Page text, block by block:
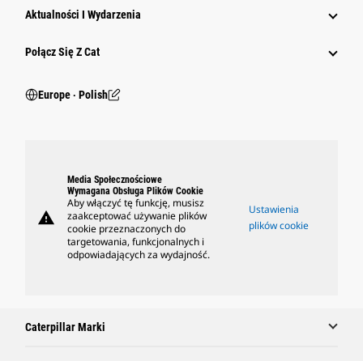
Aktualności I Wydarzenia
Połącz Się Z Cat
Europe ‧ Polish
warning
Media Społecznościowe
Wymagana Obsługa Plików Cookie
Aby włączyć tę funkcję, musisz
zaakceptować używanie plików
cookie przeznaczonych do
targetowania, funkcjonalnych i
odpowiadających za wydajność.
Ustawienia
plików cookie
Caterpillar Marki